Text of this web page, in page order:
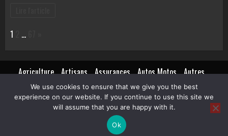
Page:
1 …
Agriculture Artisans Assurances Autos Motos Autres
Beauté
Bons plans Finances Immobilier Mariages Mode
Pratique Santé services entreprises
Sports et loisirs
Transports de personnes
Trucs de filles
Copyright © All rights reserved.|
We use cookies to ensure that we give you the best
experience on our website. If you continue to use this site we
will assume that you are happy with it.
Ok